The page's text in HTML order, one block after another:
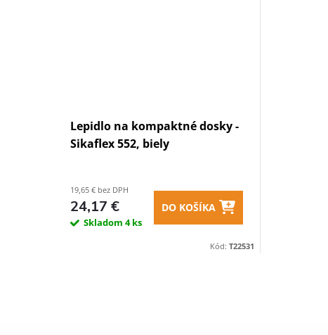
Lepidlo na kompaktné dosky -
Sikaflex 552, biely
19,65 € bez DPH
24,17 €
Skladom 4 ks
DO KOŠÍKA
Kód: T22531